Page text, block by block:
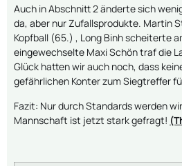
Auch in Abschnitt 2 änderte sich
da, aber nur Zufallsprodukte. Martin
Kopfball (65.) , Long Binh scheiterte
eingewechselte Maxi Schön traf die
Glück hatten wir auch noch, dass
gefährlichen Konter zum Siegtreffer
Fazit: Nur durch Standards werden
Mannschaft ist jetzt stark gefragt!